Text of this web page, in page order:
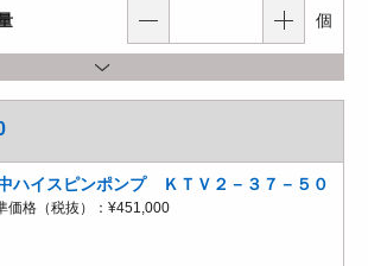
個
ハイスピンポンプ ＫＴＶ２－３７－５０
価格（税抜）： ¥451,000